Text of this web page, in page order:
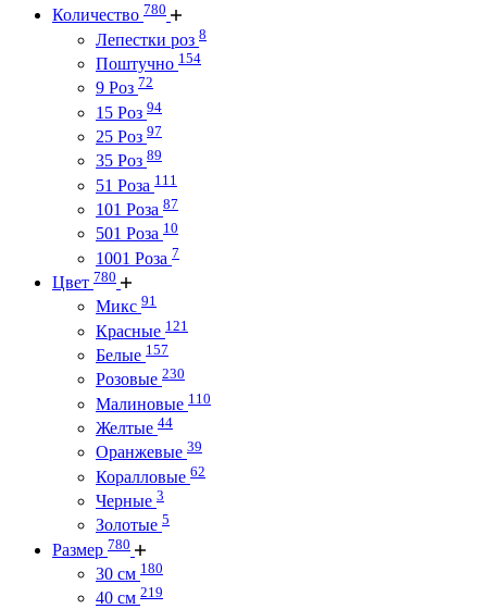
Количество 780
Лепестки роз 8
Поштучно 154
9 Роз 72
15 Роз 94
25 Роз 97
35 Роз 89
51 Роза 111
101 Роза 87
501 Роза 10
1001 Роза 7
Цвет 780
Микс 91
Красные 121
Белые 157
Розовые 230
Малиновые 110
Желтые 44
Оранжевые 39
Коралловые 62
Черные 3
Золотые 5
Размер 780
30 см 180
40 см 219